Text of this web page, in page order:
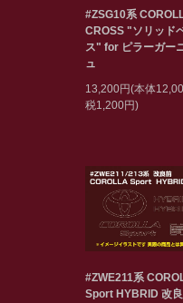
#ZSG10系
CROSS "ソリッド
ス" for ピラーガー
ュ
13,200円(本体
税1,200円)
#ZWE211系
Sport HYBRID 改